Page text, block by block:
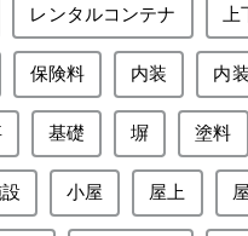
レンタルコンテナ 上
保険料 内装 内
基礎 塀 塗料
小屋 屋上